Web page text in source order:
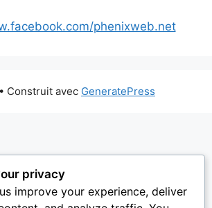
phenixweb.net
• Construit avec GeneratePress
privacy
improve your experience, deliver